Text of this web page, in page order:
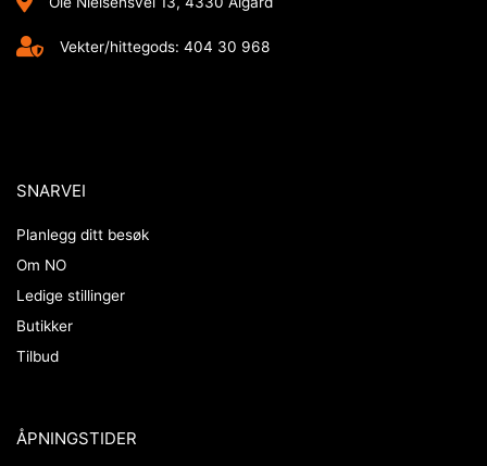
Vekter/hittegods: 404 30 968
SNARVEI
Planlegg ditt besøk
Om NO
Ledige stillinger
Butikker
Tilbud
ÅPNINGSTIDER​